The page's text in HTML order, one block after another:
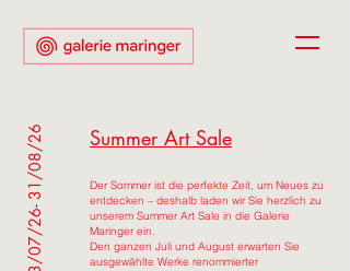
Summer Art Sale
03/07/26- 31/08/26
Der Sommer ist die perfekte Zeit, um Neues zu
entdecken – deshalb laden wir Sie herzlich zu
unserem Summer Art Sale in die Galerie
Maringer ein.
Den ganzen Juli und August erwarten Sie
ausgewählte Werke renommierter